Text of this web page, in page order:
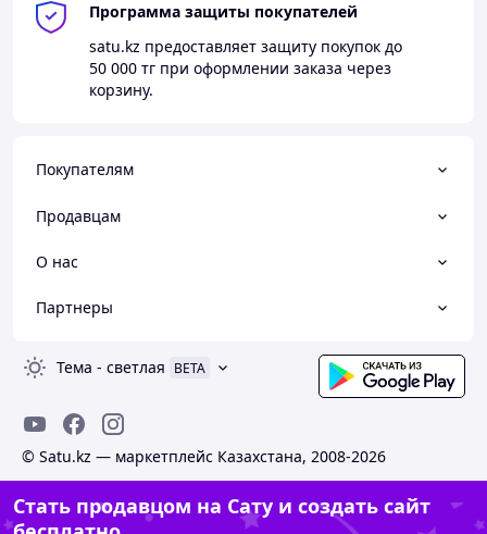
Программа защиты покупателей
satu.kz предоставляет защиту покупок до
50 000 тг при оформлении заказа через
корзину.
Покупателям
Продавцам
О нас
Партнеры
Тема - светлая BETA
© Satu.kz — маркетплейс Казахстана, 2008-2026
Стать продавцом на Сату и создать сайт